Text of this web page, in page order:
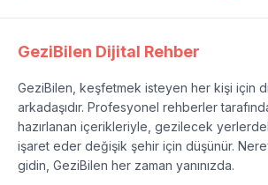
GeziBilen Dijital Rehber
GeziBilen, keşfetmek isteyen her kişi için
arkadaşıdır. Profesyonel rehberler
hazırlanan içerikleriyle, gezilecek
işaret eder değişik şehir için düşünür.
gidin, GeziBilen her zaman yanınızda.